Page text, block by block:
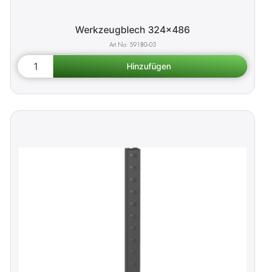
Werkzeugblech 324x486
59180-03